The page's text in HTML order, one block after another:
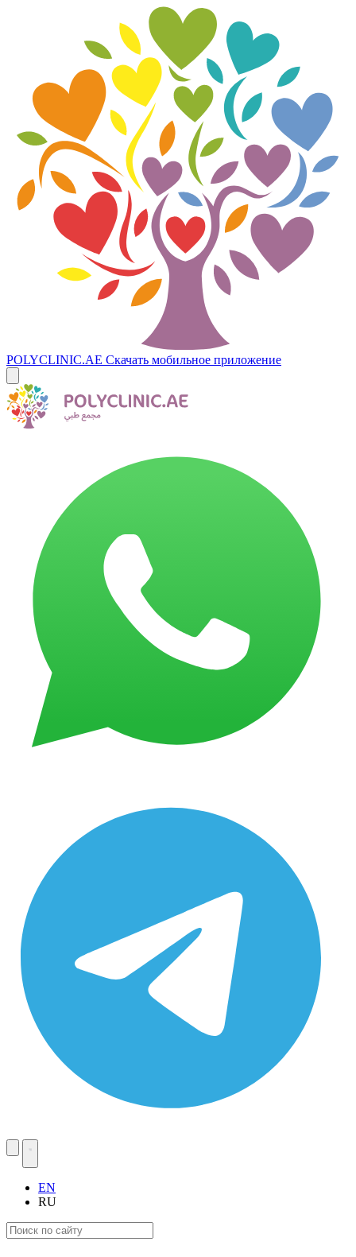
POLYCLINIC.AE Скачать мобильное приложение
EN
RU